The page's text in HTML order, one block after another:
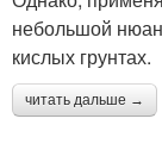
небольшой
кислых грунтах.
читать дальше →